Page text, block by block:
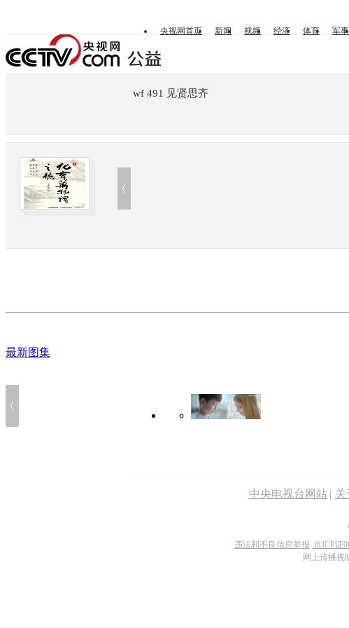
央视网首页 新闻 视频 经济 体育 军事
wf 491 见贤思齐
最新图集
中央电视台网站 | 关
违法和不良信息举报 京ICP证
网上传播视